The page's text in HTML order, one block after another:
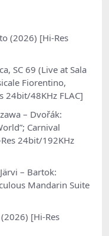
(2026) [Hi-Res
SC 69 (Live at Sala
Fiorentino,
24bit/48KHz FLAC]
– Dvořák:
Carnival
24bit/192KHz
– Bartok:
Mandarin Suite
[Hi-Res